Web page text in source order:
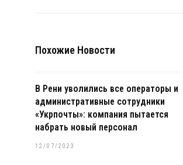
Похожие Новости
В Рени уволились все операторы и
административные сотрудники
«Укрпочты»: компания пытается
набрать новый персонал
12/07/2023